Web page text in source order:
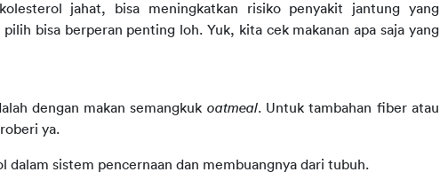
jahat, bisa meningkatkan risiko penyakit jantung yang
bisa berperan penting loh. Yuk, kita cek makanan apa saja yang
dengan makan semangkuk oatmeal. Untuk tambahan fiber atau
ya.
dalam sistem pencernaan dan membuangnya dari tubuh.